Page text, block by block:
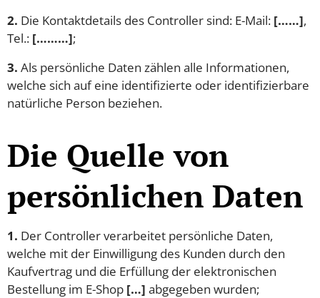
2. Die Kontaktdetails des Controller sind: E-Mail: [……],
Tel.: [………];
3. Als persönliche Daten zählen alle Informationen,
welche sich auf eine identifizierte oder identifizierbare
natürliche Person beziehen.
Die Quelle von
persönlichen Daten
1. Der Controller verarbeitet persönliche Daten,
welche mit der Einwilligung des Kunden durch den
Kaufvertrag und die Erfüllung der elektronischen
Bestellung im E-Shop […] abgegeben wurden;